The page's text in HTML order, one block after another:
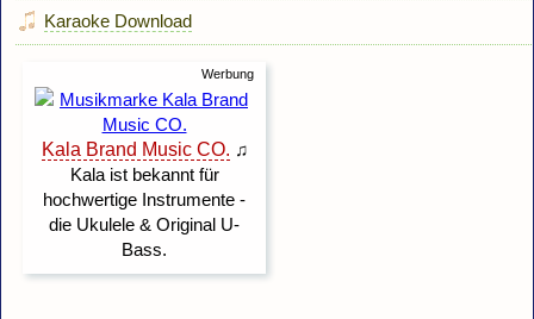
Karaoke Download